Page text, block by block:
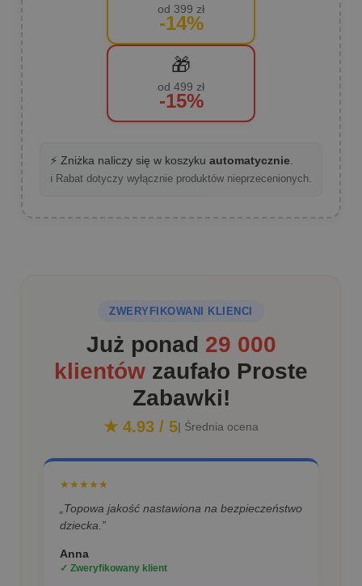
od 399 zł
-14%
🎁
od 499 zł
-15%
⚡ Zniżka naliczy się w koszyku automatycznie
ℹ️ Rabat dotyczy wyłącznie produktów nieprzecenionych.
ZWERYFIKOWANI KLIENCI
Już ponad 29 000
klientów zaufało Proste
Zabawki!
★ 4.93 / 5| Średnia ocena
★★★★★
„Topowa jakość nastawiona na bezpieczeństwo
dziecka.”
Anna
✓ Zweryfikowany klient